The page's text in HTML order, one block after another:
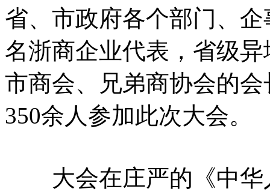
省、市政府各个部门、
名浙商企业代表，省级
市商会、兄弟商协会的
350余人参加此次大会。
大会在庄严的《中华